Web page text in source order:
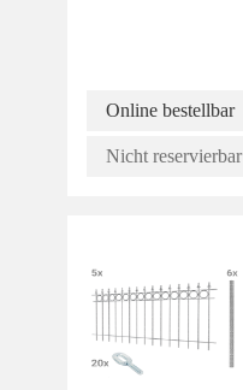
Online bestellbar
Nicht reservierbar